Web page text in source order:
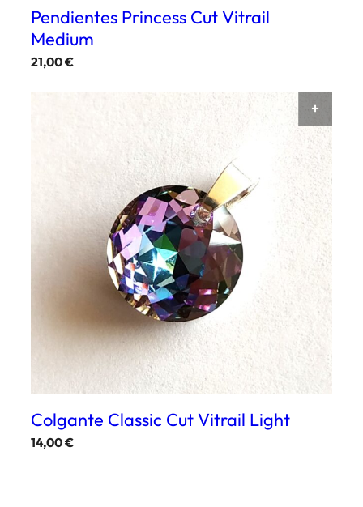
Pendientes Princess Cut Vitrail
Medium
21,00€
Colgante Classic Cut Vitrail Light
14,00€